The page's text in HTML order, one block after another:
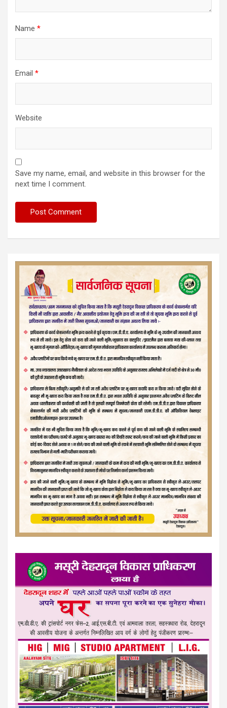
Name *
Email *
Website
Save my name, email, and website in this browser for the
next time I comment.